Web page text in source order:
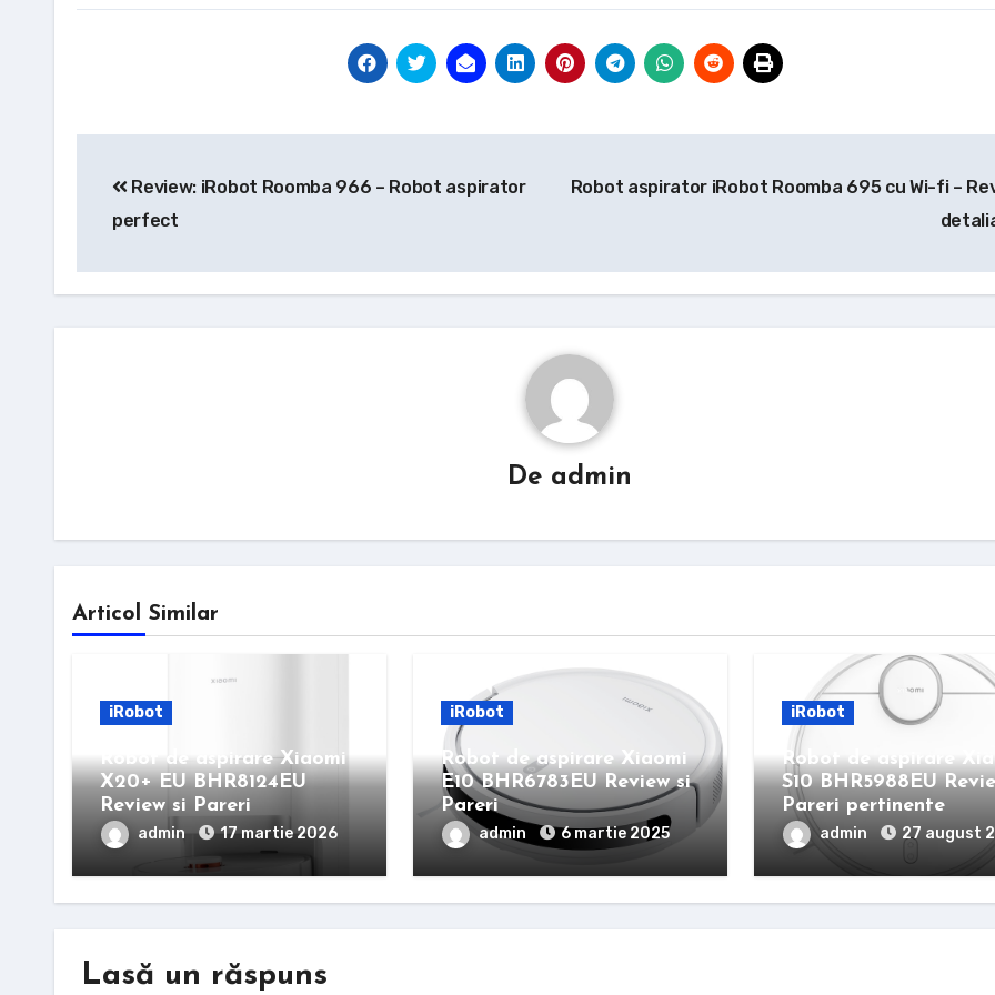
Review: iRobot Roomba 966 – Robot aspirator
perfect
Robot aspirator iRobot Roomba 695 cu Wi-fi –
De admin
Articol Similar
iRobot
Robot de aspirare Xiaomi
X20+ EU BHR8124EU
Review si Pareri
admin 17 martie 2026
iRobot
Robot de aspirare Xiaomi
E10 BHR6783EU Review si
Pareri
admin 6 martie 2025
iRobot
Robot de aspirare
S10 BHR5988EU
Pareri pertinente
admin 27 august
Lasă un răspuns